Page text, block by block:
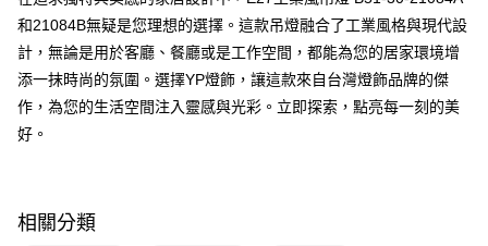
【「AFTEE先享後付」結帳流程】
１．於結帳方式選擇「AFTEE先享後付」後，將跳轉至「AFTEE先享後付」
結帳頁面，進行簡訊認證並確認金額後，即可完成結帳。
２．訂單成立數日內，您將收到繳費通知簡訊。
３．收到繳費通知簡訊後14天內，點擊此簡訊中的連結，可透過四大超商／
後付繳納相關費用。
※ 交易是否成功請以「AFTEE先享後付 」之結帳頁面顯示為準，若有關於
新竹貨運宅配
每筆NT$180，滿NT$5,000(含以上)免運費
和21084B無疑是您理想的選擇。這款吊燈融合了工業風格與現代設
計，無論是用於客廳、餐廳或是工作空間，都能為您的居家環境增
添一抹時尚的氛圍。選擇YP燈飾，讓這款來自台灣燈飾品牌的傑
作，為您的生活空間注入靈感與光彩。立即探索，點亮每一刻的美
好。
相關分類